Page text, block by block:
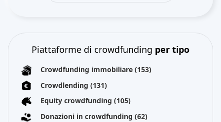
Piattaforme di crowdfunding per tipo
Crowdfunding immobiliare (153)
Crowdlending (131)
Equity crowdfunding (105)
Donazioni in crowdfunding (62)